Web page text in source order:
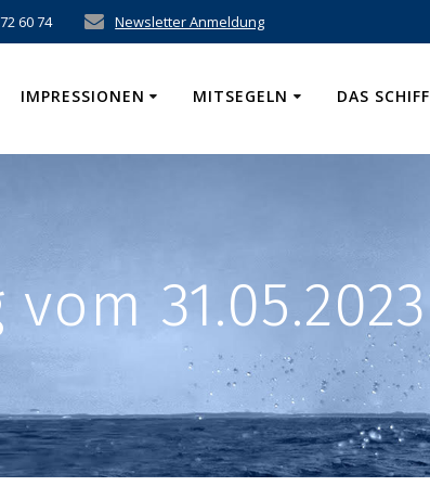
60 74 Newsletter Anmeldung
IMPRESSIONEN MITSEGELN DAS SCHIFF
31.05.2023